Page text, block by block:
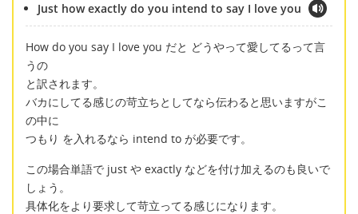
Just how exactly do you intend to say I love you
How do you say I love you だと どうやって愛してるって言
うの
と訳されます。
バカにしてる感じの苛立ちとしてなら伝わると思いますがこ
の中に
つもり を入れるなら intend to が必要です。
この場合単語で just や exactly などを付け加えるのも良いで
しょう。
具体化をより要求して苛立ってる感じになります。